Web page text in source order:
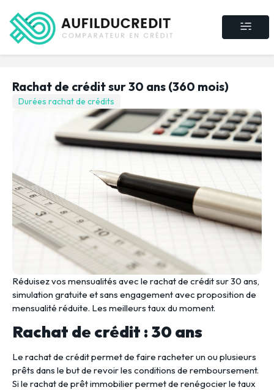
Rachat de crédit sur 30 ans (360 mois)
Durées rachat de crédits
Réduisez vos mensualités avec le rachat de crédit sur 30 ans,
simulation gratuite et sans engagement avec proposition de
mensualité réduite. Les meilleurs taux du moment.
Rachat de crédit : 30 ans
Le rachat de crédit permet de faire racheter un ou plusieurs
prêts dans le but de revoir les conditions de remboursement.
Si le rachat de prêt immobilier permet de renégocier le taux